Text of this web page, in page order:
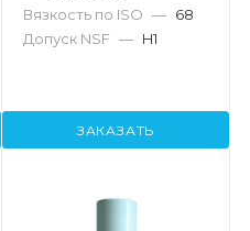
Вязкость по ISO — 68
Допуск NSF — H1
ЗАКАЗАТЬ